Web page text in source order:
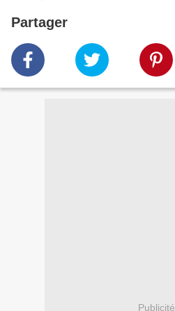
Partager
Publicité